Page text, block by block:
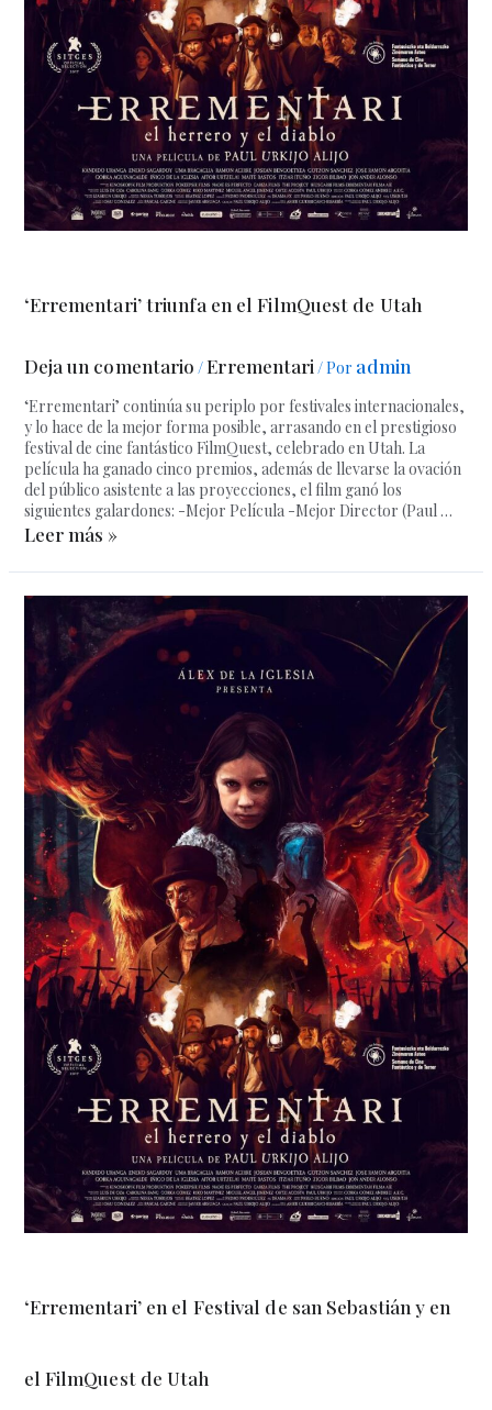
‘Errementari’ triunfa en el FilmQuest de Utah
Deja un comentario /Errementari/ Por admin
‘Errementari’ continúa su periplo por festivales internacionales,
y lo hace de la mejor forma posible, arrasando en el prestigioso
festival de cine fantástico FilmQuest, celebrado en Utah. La
película ha ganado cinco premios, además de llevarse la ovación
del público asistente a las proyecciones, el film ganó los
siguientes galardones: -Mejor Película -Mejor Director (Paul …
Leer más »
‘Errementari’ en el Festival de san Sebastián y en
el FilmQuest de Utah